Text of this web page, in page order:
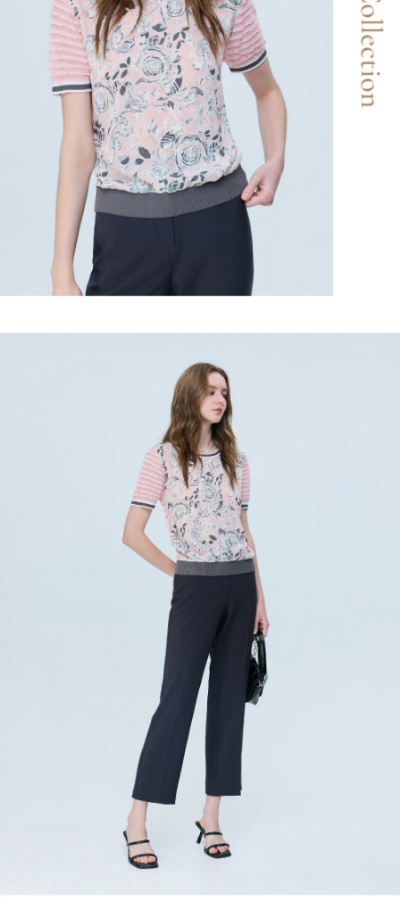
【注意事項】
１．透過由恩沛科技股份有限公司提供之「AFTEE先享後付」服務完成之交
易，需依本服務之必要範圍內提供個人資料，並將交易相關給付款項請求債
權轉讓予恩沛科技股份有限公司。
２．關於個人資料處理事宜，請瀏覽以下網址：
https://aftee.tw/terms/#terms3
３．未成年的使用者請事先徵得法定代理人或監護人之同意方可使用
「AFTEE先享後付」，若未經同意申辦者引起之損失，本公司不負相關責
４．使用「AFTEE先享後付」時，將依據個別帳號之用戶狀況，依本公司即
時審查核予不同之上限額度；若仍有額度不足之情形，本公司將視審查結果
請求用戶進行身份認證。
５．嚴禁一人註冊多個帳號或使用他人資訊註冊。若發現惡意使用之情形，
恩沛科技股份有限公司將有權停止該用戶之使用額度並採取法律行動。
每筆NT$120，滿NT$2,500(含以上)免運費
付款後7-11取貨
每筆NT$120，滿NT$2,500(含以上)免運費
每筆NT$120，滿NT$2,500(含以上)免運費
宅配離島
每筆NT$120，滿NT$2,500(含以上)免運費
付款後門市自取
海外配送